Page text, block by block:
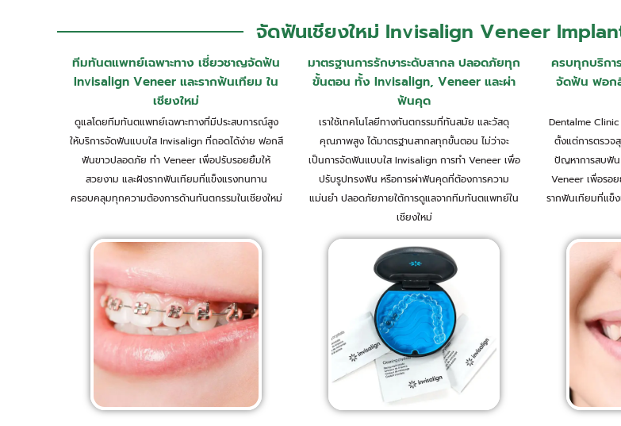
จัดฟันเชียงใหม่ Invisalign Veneer
ทีมทันตแพทย์เฉพาะทาง เชี่ยวชาญจัดฟัน
Invisalign Veneer และรากฟันเทียม ใน
เชียงใหม่
ดูแลโดยทีมทันตแพทย์เฉพาะทางที่มีประสบการณ์สูง
ให้บริการจัดฟันแบบใส Invisalign ที่ถอดได้ง่าย ฟอกสี
ฟันขาวปลอดภัย ทำ Veneer เพื่อปรับรอยยิ้มให้
สวยงาม และฝังรากฟันเทียมที่แข็งแรงทนทาน
ครอบคลุมทุกความต้องการด้านทันตกรรมในเชียงใหม่
มาตรฐานการรักษาระดับสากล ปลอดภัยทุก
ขั้นตอน ทั้ง Invisalign, Veneer และผ่า
ฟันคุด
เราใช้เทคโนโลยีทางทันตกรรมที่ทันสมัย และวัสดุ
คุณภาพสูง ได้มาตรฐานสากลทุกขั้นตอน ไม่ว่าจะ
เป็นการจัดฟันแบบใส Invisalign การทำ Veneer เพื่อ
ปรับรูปทรงฟัน หรือการผ่าฟันคุดที่ต้องการความ
แม่นยำ ปลอดภัยภายใต้การดูแลจากทีมทันตแพทย์ใน
เชียงใหม่
ครบทุกบริกา
จัดฟัน ฟอก
Dentalme
ตั้งแต่การตรวจ
ปัญหาการสบฟั
Veneer เพื่อรอ
รากฟันเทียมที่แข็